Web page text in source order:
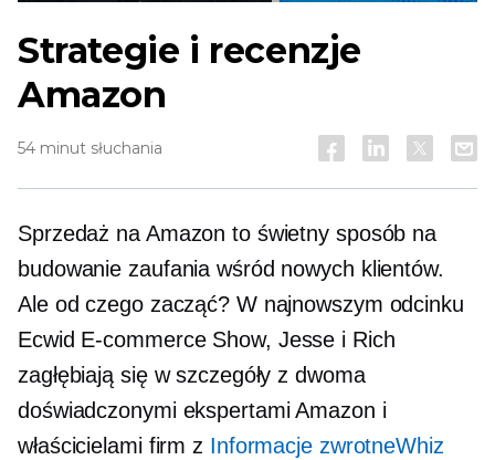
Strategie i recenzje
Amazon
54 minut słuchania
Sprzedaż na Amazon to świetny sposób na
budowanie zaufania wśród nowych klientów.
Ale od czego zacząć? W najnowszym odcinku
Ecwid E-commerceShow, Jesse i Rich
zagłębiają się w szczegóły z dwoma
doświadczonymi ekspertami Amazon i
właścicielami firm z Informacje zwrotneWhiz